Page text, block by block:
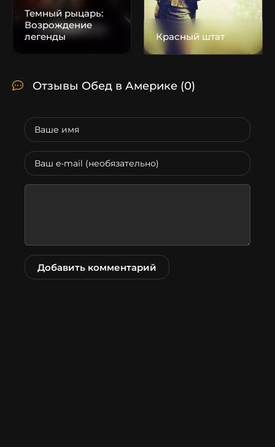
Темный рыцарь:
Возрождение
легенды
Красный штат
Отзывы Обед в Америке (0)
Добавить комментарий